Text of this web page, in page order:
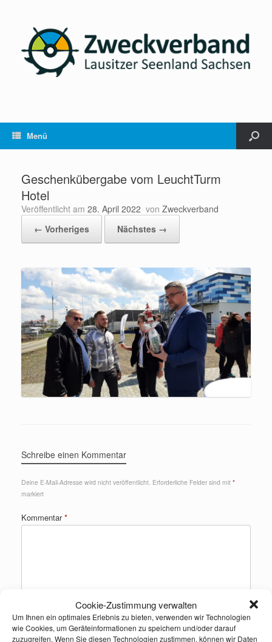
Cookie-Zustimmung verwalten
Um Ihnen ein optimales Erlebnis zu bieten, verwenden wir Technologien
wie Cookies, um Geräteinformationen zu speichern und/oder darauf
zuzugreifen. Wenn Sie diesen Technologien zustimmen, können wir Daten
Menü
Geschenkübergabe vom LeuchtTurm
Hotel
Veröffentlicht am 28. April 2022 von Zweckverband
← Vorheriges
Nächstes →
Schreibe einen Kommentar
Deine E-Mail-Adresse wird nicht veröffentlicht. Erforderliche Felder sind mit *
markiert
Kommentar*